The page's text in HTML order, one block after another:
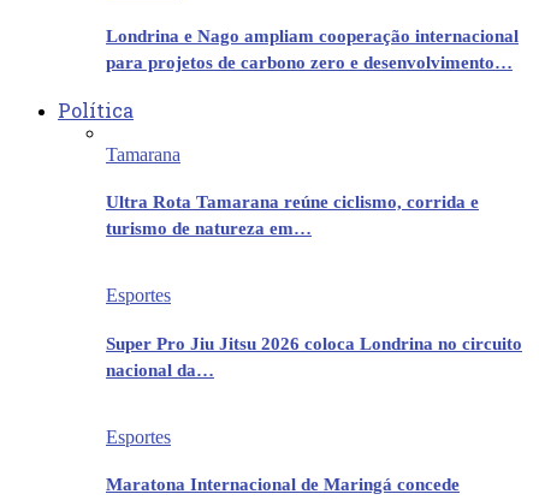
Londrina e Nago ampliam cooperação internacional
para projetos de carbono zero e desenvolvimento…
Política
Tamarana
Ultra Rota Tamarana reúne ciclismo, corrida e
turismo de natureza em…
Esportes
Super Pro Jiu Jitsu 2026 coloca Londrina no circuito
nacional da…
Esportes
Maratona Internacional de Maringá concede